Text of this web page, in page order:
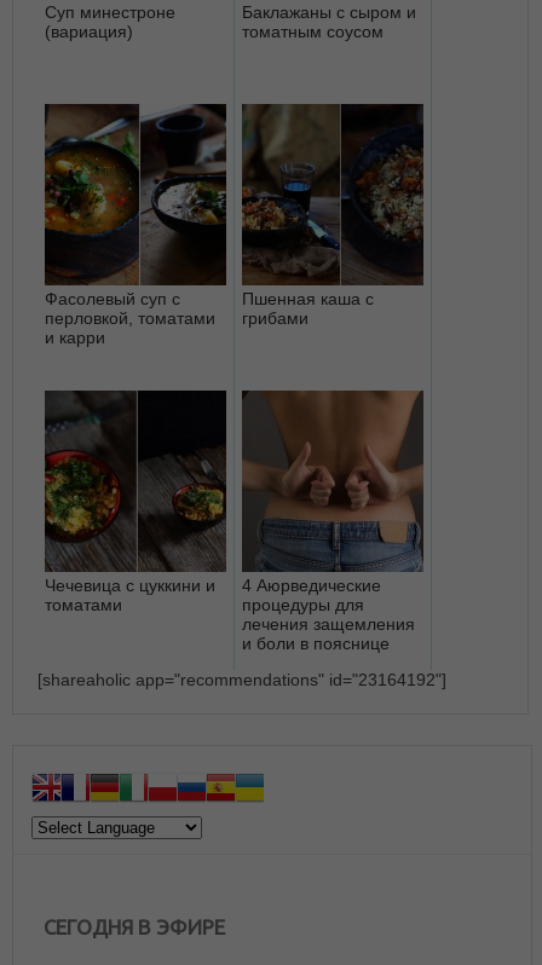
Суп минестроне
(вариация)
Баклажаны с сыром и
томатным соусом
Фасолевый суп с
перловкой, томатами
и карри
Пшенная каша с
грибами
Чечевица с цуккини и
томатами
4 Аюрведические
процедуры для
лечения защемления
и боли в пояснице
[shareaholic app="recommendations" id="23164192"]
СЕГОДНЯ В ЭФИРЕ